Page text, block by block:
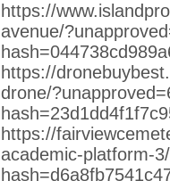
https://
avenue/
https://
drone/
https://
academic-platform-